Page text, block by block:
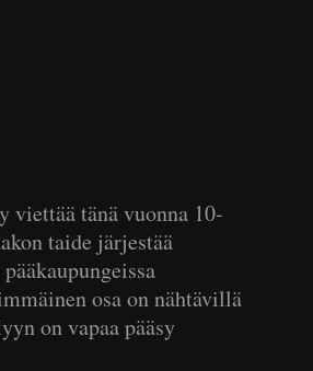
viettää tänä vuonna 10-
taide järjestää
osa on nähtävillä
on vapaa pääsy